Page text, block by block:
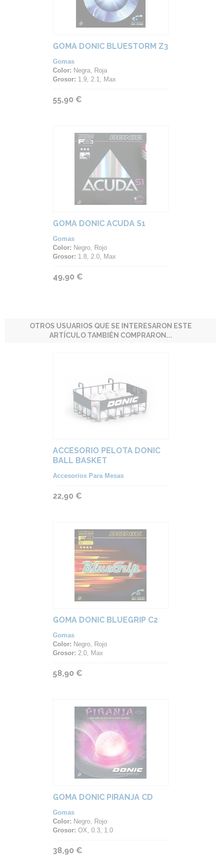
GOMA DONIC BLUESTORM Z3
Gomas
Color: Negra, Roja
Grosor: 1.9, 2.1, Max
55,90 €
GOMA DONIC ACUDA S1
Gomas
Color: Negro, Rojo
Grosor: 1.8, 2.0, Max
49,90 €
OTROS USUARIOS QUE SE INTERESARON ESTE
ARTÍCULO TAMBIÉN COMPRARON...
ACCESORIO PELOTA DONIC
BALL BASKET
Accesorios Para Mesas
22,90 €
GOMA DONIC BLUEGRIP C2
Gomas
Color: Negro, Rojo
Grosor: 2.0, Max
58,90 €
GOMA DONIC PIRANJA CD
Gomas
Color: Negro, Rojo
Grosor: OX, 0.3, 1.0
38,90 €